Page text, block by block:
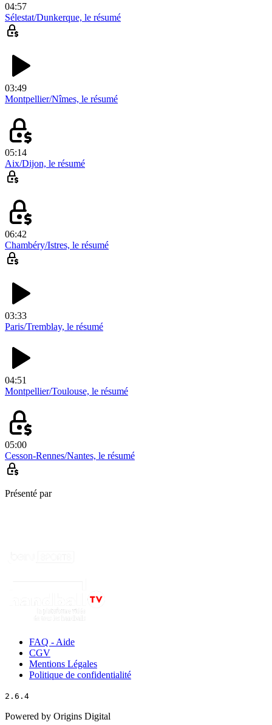
04:57
Sélestat/Dunkerque, le résumé
03:49
Montpellier/Nîmes, le résumé
05:14
Aix/Dijon, le résumé
06:42
Chambéry/Istres, le résumé
03:33
Paris/Tremblay, le résumé
04:51
Montpellier/Toulouse, le résumé
05:00
Cesson-Rennes/Nantes, le résumé
Présenté par
FAQ - Aide
CGV
Mentions Légales
Politique de confidentialité
2.6.4
Powered by Origins Digital